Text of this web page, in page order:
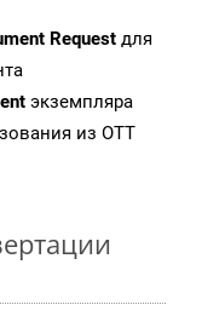
Request для
экземпляра
из OTT